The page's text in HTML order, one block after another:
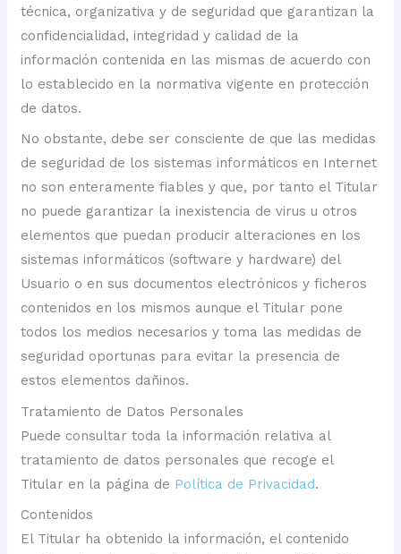
técnica, organizativa y de seguridad que garantizan la
confidencialidad, integridad y calidad de la
información contenida en las mismas de acuerdo con
lo establecido en la normativa vigente en protección
de datos.
No obstante, debe ser consciente de que las medidas
de seguridad de los sistemas informáticos en Internet
no son enteramente fiables y que, por tanto el Titular
no puede garantizar la inexistencia de virus u otros
elementos que puedan producir alteraciones en los
sistemas informáticos (software y hardware) del
Usuario o en sus documentos electrónicos y ficheros
contenidos en los mismos aunque el Titular pone
todos los medios necesarios y toma las medidas de
seguridad oportunas para evitar la presencia de
estos elementos dañinos.
Tratamiento de Datos Personales
Puede consultar toda la información relativa al
tratamiento de datos personales que recoge el
Titular en la página de Política de Privacidad.
Contenidos
El Titular ha obtenido la información, el contenido